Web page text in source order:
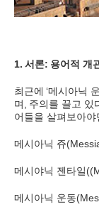
1. 서론: 용어적 개
최근에 ‘메시아닉
며
주의를 끌고 있
어들을 살펴보아야
메시아닉 쥬
메시야닉 젠타일
메시아닉 운동